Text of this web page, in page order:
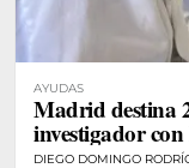
AYUDAS
Madrid destina
investigador
DIEGO DOMINGO